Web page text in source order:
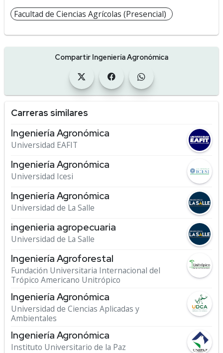
Facultad de Ciencias Agrícolas (Presencial)
Compartir Ingeniería Agronómica
Carreras similares
Ingeniería Agronómica
Universidad EAFIT
Ingeniería Agronómica
Universidad Icesi
Ingeniería Agronómica
Universidad de La Salle
ingenieria agropecuaria
Universidad de La Salle
Ingeniería Agroforestal
Fundación Universitaria Internacional del
Trópico Americano Unitrópico
Ingeniería Agronómica
Universidad de Ciencias Aplicadas y
Ambientales
Ingeniería Agronómica
Instituto Universitario de la Paz